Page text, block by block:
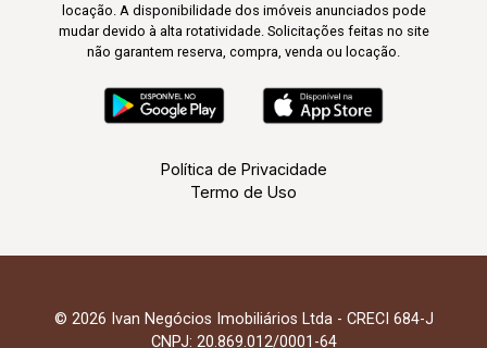
locação. A disponibilidade dos imóveis anunciados pode
mudar devido à alta rotatividade. Solicitações feitas no site
não garantem reserva, compra, venda ou locação.
Política de Privacidade
Termo de Uso
© 2026 Ivan Negócios Imobiliários Ltda - CRECI 684-J
CNPJ: 20.869.012/0001-64